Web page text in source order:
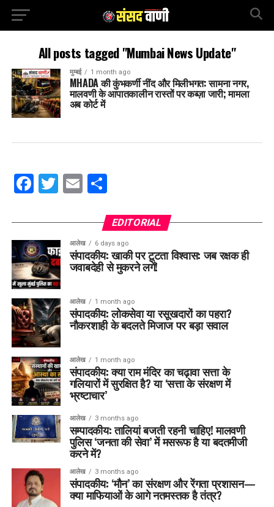
All posts tagged "Mumbai News Update"
मुम्बई 1 month ago
MHADA की कुंभकर्णी नींद और मिलीभगत: सामना नगर,
मालवणी के आपातकालीन रास्तों पर कब्ज़ा जारी; मामला
अब कोर्ट में
Facebook
Twitter
EmailShare
EDITORIAL
आलेख 6 days ago
संपादकीय: खाकी पर टूटता विश्वास: जब रक्षक ही
जवाबदेही से मुकरने लगें!
आलेख 1 month ago
संपादकीय: लोकसेवा या रसूखदारों का पहरा?
नौकरशाही के बदलते मिजाज पर बड़ा सवाल
आलेख 1 month ago
संपादकीय: क्या राम मंदिर का चढ़ावा सत्ता के
गलियारों में सुरक्षित है? या ‘सत्ता के संरक्षण में
भ्रष्टाचार’
आलेख 3 months ago
सम्पादकीय: तालियां बजती रहनी चाहिए! मालवणी
पुलिस ‘जनता की सेवा’ में मसरूफ है या बदतमीजी
करने में?
आलेख 3 months ago
संपादकीय: ‘मौन’ का संरक्षण और रेंगता प्रशासन—
क्या माफियाओं के आगे नतमस्तक है तंत्र?